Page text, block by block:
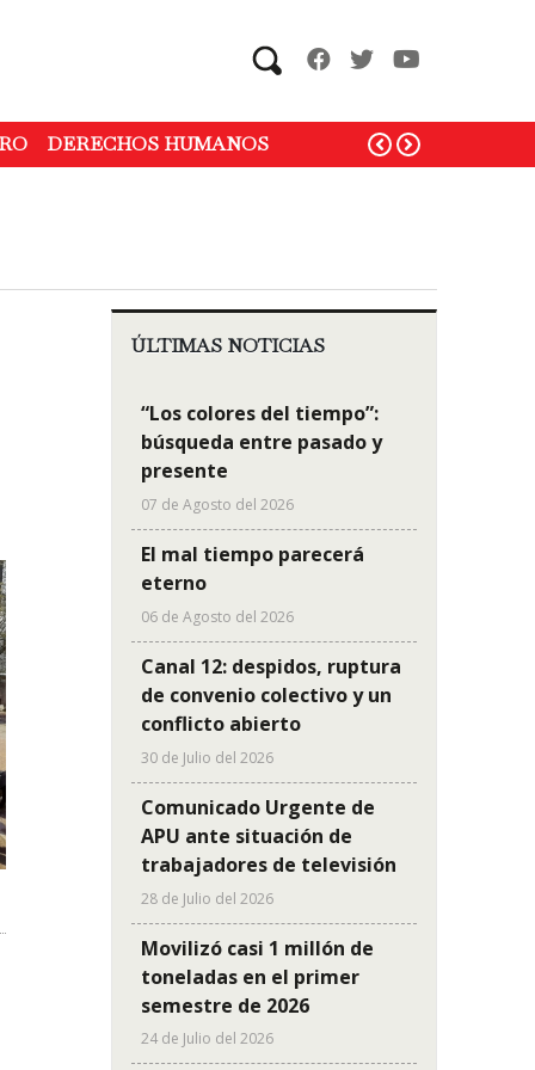
Search
DERECHOS HUMANOS
ÚLTIMAS NOTICIAS
“Los colores del tiempo”:
búsqueda entre pasado y
presente
07 de Agosto del 2026
El mal tiempo parecerá
eterno
06 de Agosto del 2026
Canal 12: despidos, ruptura
de convenio colectivo y un
conflicto abierto
30 de Julio del 2026
Comunicado Urgente de
APU ante situación de
trabajadores de televisión
28 de Julio del 2026
Movilizó casi 1 millón de
toneladas en el primer
semestre de 2026
24 de Julio del 2026